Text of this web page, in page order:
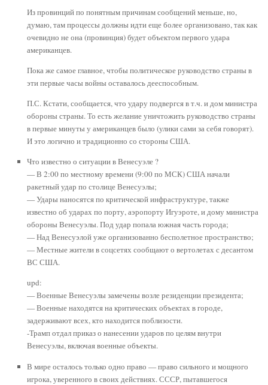
Из провинций по понятным причинам сообщений меньше, но,
думаю, там процессы должны идти еще более организовано, так как
очевидно не она (провинция) будет объектом первого удара
американцев.
Пока же самое главное, чтобы политическое руководство страны в
эти первые часы войны оставалось дееспособным.
П.С. Кстати, сообщается, что удару подвергся в т.ч. и дом министра
обороны страны. То есть желание уничтожить руководство страны
в первые минуты у американцев было (улики сами за себя говорят).
И это логично и традиционно со стороны США.
Что известно о ситуации в Венесуэле ?
— В 2:00 по местному времени (9:00 по МСК) США начали
ракетный удар по столице Венесуэлы;
— Удары наносятся по критической инфраструктуре, также
известно об ударах по порту, аэропорту Игуэроте, и дому министра
обороны Венесуэлы. Под удар попала южная часть города;
— Над Венесуэлой уже организованно бесполетное пространство;
— Местные жители в соцсетях сообщают о вертолетах с десантом
ВС США.
upd:
— Военные Венесуэлы замечены возле резиденции президента;
— Военные находятся на критических объектах в городе,
задерживают всех, кто находится поблизости.
-Трамп отдал приказ о нанесении ударов по целям внутри
Венесуэлы, включая военные объекты.
В мире осталось только одно право — право сильного и мощного
игрока, уверенного в своих действиях. СССР, пытавшегося